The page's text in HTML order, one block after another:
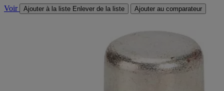
Voir Ajouter à la liste Enlever de la liste Ajouter au comparateur